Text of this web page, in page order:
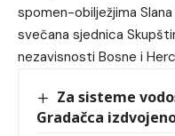
spomen-obilježjima
svečana sjednica
nezavisnosti Bosne i
Za sisteme
Gradačca